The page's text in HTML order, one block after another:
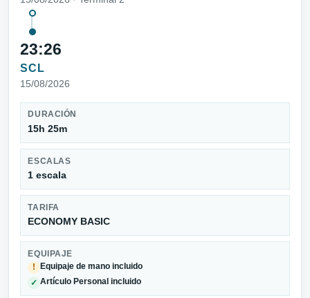
23:26
SCL
15/08/2026
DURACIÓN
15h 25m
ESCALAS
1 escala
TARIFA
ECONOMY BASIC
EQUIPAJE
!
Equipaje de mano incluido
✓ Artículo Personal incluido